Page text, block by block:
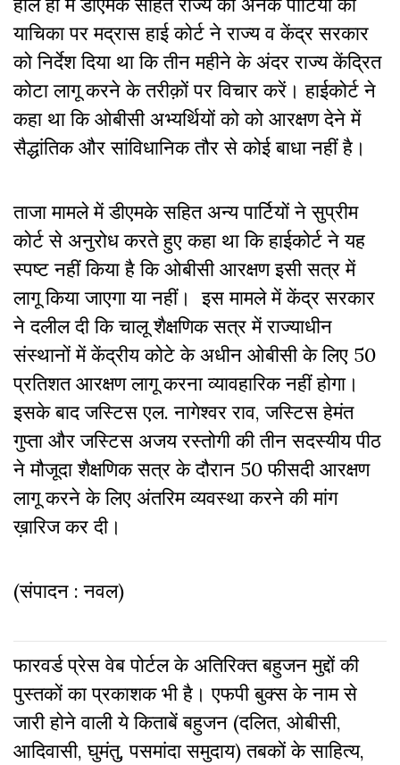
याचिका पर मद्रास हाई कोर्ट ने राज्य व केंद्र सरकार
को निर्देश दिया था कि तीन महीने के अंदर राज्य केंद्रित
कोटा लागू करने के तरीक़ों पर विचार करें। हाईकोर्ट ने
कहा था कि ओबीसी अभ्यर्थियों को को आरक्षण देने में
सैद्धांतिक और सांविधानिक तौर से कोई बाधा नहीं है।
ताजा मामले में डीएमके सहित अन्य पार्टियों ने सुप्रीम
कोर्ट से अनुरोध करते हुए कहा था कि हाईकोर्ट ने यह
स्पष्ट नहीं किया है कि ओबीसी आरक्षण इसी सत्र में
लागू किया जाएगा या नहीं। इस मामले में केंद्र सरकार
ने दलील दी कि चालू शैक्षणिक सत्र में राज्याधीन
संस्थानों में केंद्रीय कोटे के अधीन ओबीसी के लिए 50
प्रतिशत आरक्षण लागू करना व्यावहारिक नहीं होगा।
इसके बाद जस्टिस एल. नागेश्वर राव,जस्टिस हेमंत
गुप्ता और जस्टिस अजय रस्तोगी की तीन सदस्यीय पीठ
ने मौजूदा शैक्षणिक सत्र के दौरान 50 फीसदी आरक्षण
लागू करने के लिए अंतरिम व्यवस्था करने की मांग
ख़ारिज कर दी।
(संपादन : नवल)
फारवर्ड प्रेस वेब पोर्टल के अतिरिक्‍त बहुजन मुद्दों की
पुस्‍तकों का प्रकाशक भी है। एफपी बुक्‍स के नाम से
जारी होने वाली ये किताबें बहुजन (दलित, ओबीसी,
आदिवासी, घुमंतु, पसमांदा समुदाय) तबकों के साहित्‍य,